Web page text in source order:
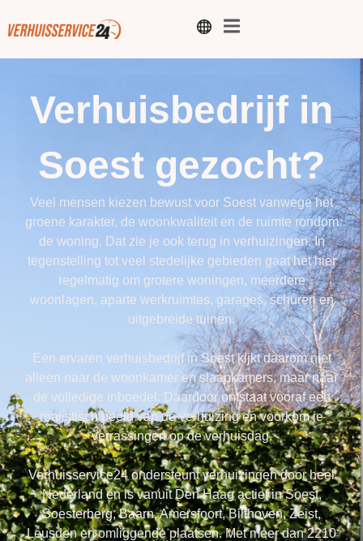
Verhuisbedrijf in
Soest gezocht?
Veel mensen kiezen bewust voor Soest vanwege het
groene karakter, de woonkwaliteit en de ruimte rondom
de woning. Dat zie je ook terug in verhuizingen. In
tegenstelling tot veel stedelijke gebieden gaat het hier
regelmatig om grotere woningen, meerdere
woonlagen, aparte werkruimtes, garages, schuren en
uitgebreide tuinen.
Een ervaren verhuisbedrijf in Soest kijkt daarom niet
alleen naar de woonkamer en slaapkamers, maar naar
de volledige inboedel. Daardoor ontstaat vooraf een
realistisch beeld van de verhuizing en voorkom je
verrassingen op de verhuisdag.
Verhuisservice24 ondersteunt verhuizingen door heel
Nederland en is vanuit Den Haag actief in Soest,
Soesterberg, Baarn, Amersfoort, Bilthoven, Zeist,
Leusden en omliggende plaatsen. Met meer dan 2210